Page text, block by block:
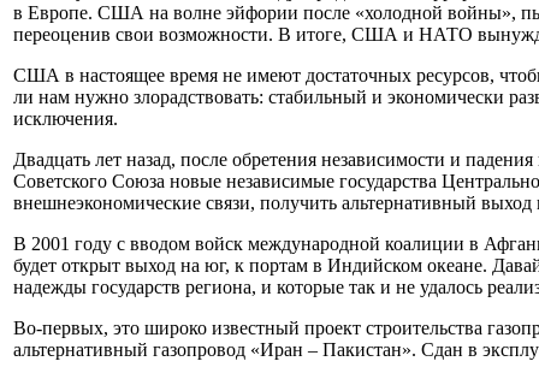
в Европе. США на волне эйфории после «холодной войны»,
переоценив свои возможности. В итоге, США и НАТО
США в настоящее время не имеют достаточных ресурсов,
ли нам нужно злорадствовать: стабильный и экономически
исключения.
Двадцать лет назад, после обретения независимости и
Советского Союза новые независимые государства
внешнеэкономические связи, получить альтернативный
В 2001 году с вводом войск международной коалиции в
будет открыт выход на юг, к портам в Индийском океане.
надежды государств региона, и которые так и не удалось
Во-первых, это широко известный проект строительства
альтернативный газопровод «Иран – Пакистан». Сдан в